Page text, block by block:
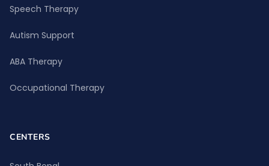
Speech Therapy
Autism Support
ABA Therapy
Occupational Therapy
CENTERS